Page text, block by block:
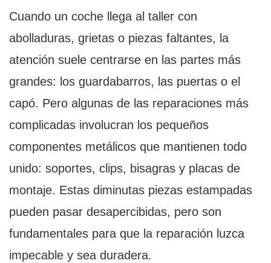
Cuando un coche llega al taller con
abolladuras, grietas o piezas faltantes, la
atención suele centrarse en las partes más
grandes: los guardabarros, las puertas o el
capó. Pero algunas de las reparaciones más
complicadas involucran los pequeños
componentes metálicos que mantienen todo
unido: soportes, clips, bisagras y placas de
montaje. Estas diminutas piezas estampadas
pueden pasar desapercibidas, pero son
fundamentales para que la reparación luzca
impecable y sea duradera.